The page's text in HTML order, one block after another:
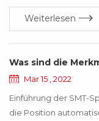
Weiterlesen
Was sind die
Mar 15 , 2022
Einführung der SMT-
die Position